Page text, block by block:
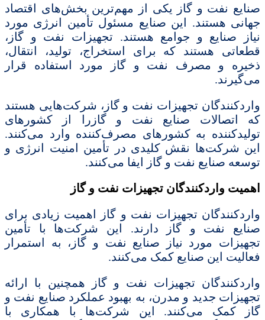
صنایع نفت و گاز یکی از مهم‌ترین بخش‌های اقتصاد
جهانی هستند. این صنایع مسئول تأمین انرژی مورد
نیاز صنایع و جوامع هستند. تجهیزات نفت و گاز،
قطعاتی هستند که برای استخراج، تولید، انتقال،
ذخیره و مصرف نفت و گاز مورد استفاده قرار
می‌گیرند.
واردکنندگان تجهیزات نفت و گاز، شرکت‌هایی هستند
که اتصالات صنایع نفت و گازرا از کشورهای
تولیدکننده به کشورهای مصرف‌کننده وارد می‌کنند.
این شرکت‌ها نقش کلیدی در تأمین امنیت انرژی و
توسعه صنایع نفت و گاز ایفا می‌کنند.
اهمیت واردکنندگان تجهیزات نفت و گاز
واردکنندگان تجهیزات نفت و گاز اهمیت زیادی برای
صنایع نفت و گاز دارند. این شرکت‌ها با تأمین
تجهیزات مورد نیاز صنایع نفت و گاز، به استمرار
فعالیت این صنایع کمک می‌کنند.
واردکنندگان تجهیزات نفت و گاز همچنین با ارائه
تجهیزات جدید و مدرن، به بهبود عملکرد صنایع نفت و
گاز کمک می‌کنند. این شرکت‌ها با همکاری با